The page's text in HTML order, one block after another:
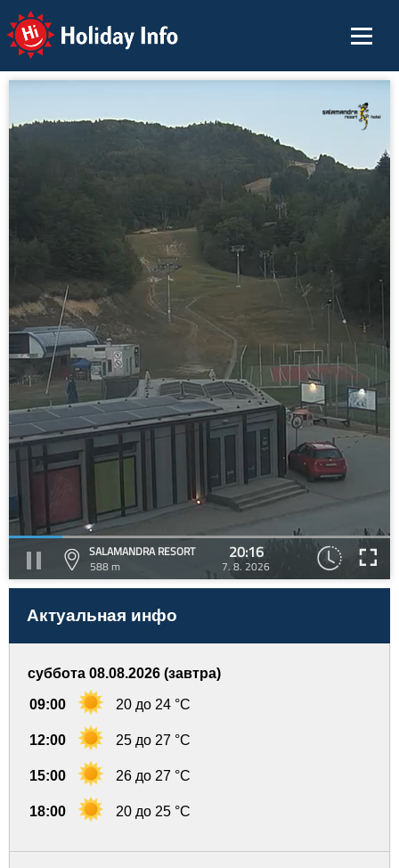
Holiday Info
SALAMANDRA RESORT
588 m
20:16
7. 8. 2026
Актуальная инфо
суббота 08.08.2026 (завтра)
09:00 20 до 24 °C
12:00 25 до 27 °C
15:00 26 до 27 °C
18:00 20 до 25 °C